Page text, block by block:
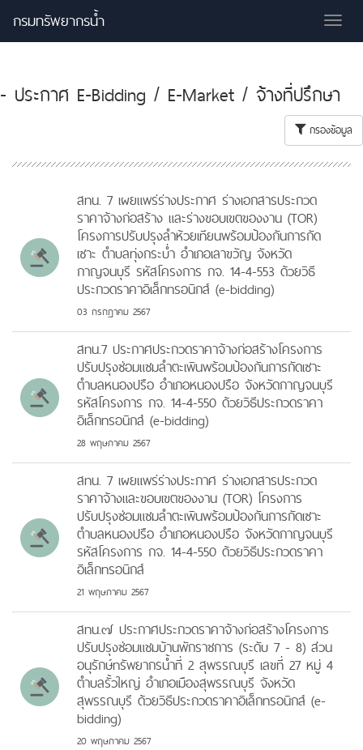
กรมทรัพยากรน้ำ
- ประกาศ E-Bidding / E-Market / จ้างที่ปรึกษา
กรองข้อมูล
สทน. 7 เผยแพร่ร่างประกาศ ร่างเอกสารประกวด
ราคาจ้างก่อสร้าง และร่างขอบเขตของงาน (TOR)
โครงการปรับปรุงลำห้วยเทียนพร้อมป้องกันการกัด
เซาะ ตำบลทุ่งกระบ่ำ อำเภอเลาขวัญ จังหวัด
กาญจนบุรี รหัสโครงการ กจ. 14-4-553 ด้วยวิธี
ประกวดราคาอิเล็กทรอนิกส์ (e-bidding)
03 กรกฎาคม 2567
สทน.7 ประกาศประกวดราคาจ้างก่อสร้างโครงการ
ปรับปรุงซ่อมแซมลำตะเพินพร้อมป้องกันการกัดเซาะ
ตำบลหนองปรือ อำเภอหนองปรือ จังหวัดกาญจนบุรี
รหัสโครงการ กจ. 14-4-550 ด้วยวิธีประกวดราคา
อิเล็กทรอนิกส์ (e-bidding)
28 พฤษภาคม 2567
สทน. 7 เผยแพร่ร่างประกาศ ร่างเอกสารประกวด
ราคาจ้างและขอบเขตของงาน (TOR) โครงการ
ปรับปรุงซ่อมแซมลำตะเพินพร้อมป้องกันการกัดเซาะ
ตำบลหนองปรือ อำเภอหนองปรือ จังหวัดกาญจนบุรี
รหัสโครงการ กจ. 14-4-550 ด้วยวิธีประกวดราคา
อิเล็กทรอนิกส์
21 พฤษภาคม 2567
สทน.๗ ประกาศประกวดราคาจ้างก่อสร้างโครงการ
ปรับปรุงซ่อมแชมบ้านพักราชการ (ระดับ 7 - 8) ส่วน
อนุรักษ์ทรัพยากรน้ำที่ 2 สุพรรณบุรี เลขที่ 27 หมู่ 4
ตำบลรั้วใหญ่ อำเภอเมืองสุพรรณบุรี จังหวัด
สุพรรณบุรี ด้วยวิธีประกวดราคาอิเล็กทรอนิกส์ (e-
bidding)
20 พฤษภาคม 2567